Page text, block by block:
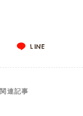
LINE
関連記事